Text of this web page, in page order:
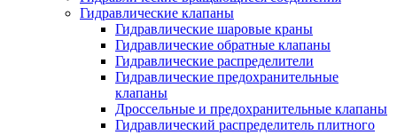
Гидравлические клапаны
Гидравлические шаровые краны
Гидравлические обратные клапаны
Гидравлические распределители
Гидравлические предохранительные
клапаны
Дроссельные и предохранительные клапаны
Гидравлический распределитель плитного